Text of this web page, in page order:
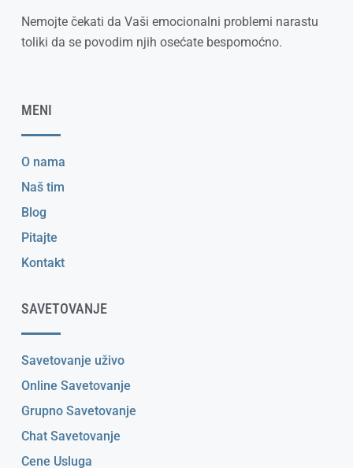
Nemojte čekati da Vaši emocionalni problemi narastu
toliki da se povodim njih osećate bespomoćno.
MENI
O nama
Naš tim
Blog
Pitajte
Kontakt
SAVETOVANJE
Savetovanje uživo
Online Savetovanje
Grupno Savetovanje
Chat Savetovanje
Cene Usluga